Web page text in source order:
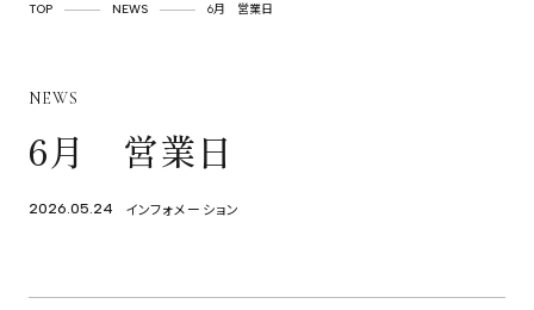
CASES
ITEM
TOP NEWS 6月 営業日
NEWS
6月 営業日
2026.05.24 インフォメーション